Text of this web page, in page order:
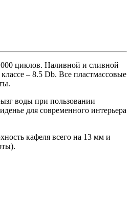
циклов. Наливной и сливной
– 8.5 Db. Все пластмассовые
воды при пользовании
для современного интерьера
кафеля всего на 13 мм и